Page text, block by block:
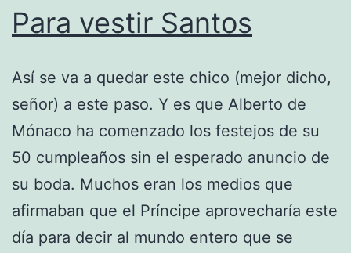
Para vestir Santos
Así se va a quedar este chico (mejor dicho,
señor) a este paso. Y es que Alberto de
Mónaco ha comenzado los festejos de su
50 cumpleaños sin el esperado anuncio de
su boda. Muchos eran los medios que
afirmaban que el Príncipe aprovecharía este
día para decir al mundo entero que se